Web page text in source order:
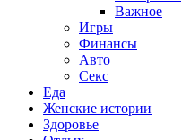
Важное
Игры
Финансы
Авто
Секс
Еда
Женские истории
Здоровье